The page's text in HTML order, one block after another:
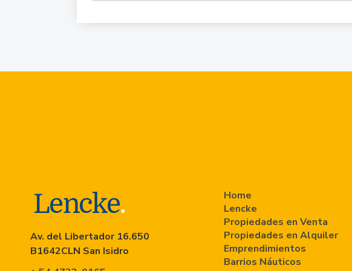
Av. del Libertador 16.650
B1642CLN San Isidro
Home
Lencke
Propiedades en Venta
Propiedades en Alquiler
Emprendimientos
Barrios Náuticos